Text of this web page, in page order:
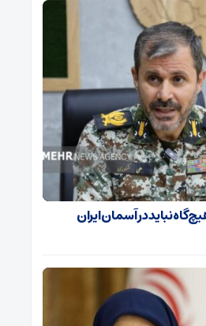
نباید در آسمان ایران